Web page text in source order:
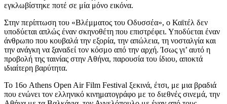
εγκλωβίστηκε ποτέ σε μία μόνο εικόνα.
Στην περίπτωση του «Βλέμματος του Οδυσσέα», ο Καϊτέλ δεν
υποδύεται απλώς έναν σκηνοθέτη που επιστρέφει. Υποδύεται έναν
άνθρωπο που κουβαλά την εξορία, την απώλεια, τη νοσταλγία και
την ανάγκη να ξαναδεί τον κόσμο από την αρχή. Ίσως γι’ αυτό η
προβολή της ταινίας στην Αθήνα, παρουσία του ίδιου, αποκτά
ιδιαίτερη βαρύτητα.
Το 16ο Athens Open Air Film Festival ξεκινά, έτσι, με μια βραδιά
που ενώνει τον ελληνικό κινηματογράφο με το διεθνές σινεμά, την